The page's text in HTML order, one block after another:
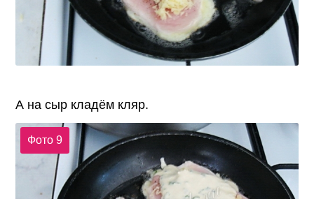
А на сыр кладём кляр.
Фото 9